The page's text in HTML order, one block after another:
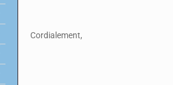
Cordialement,